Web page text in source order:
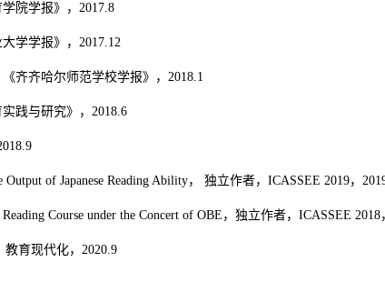
院学报》，2017.8
学学报》，2017.12
齐齐哈尔师范学校学报》，2018.1
践与研究》，2018.6
Output of Japanese Reading Ability， 独立作者，ICASSEE 2019，
Course under the Concert of OBE，独立作者，ICASSEE 2018
育现代化，2020.9